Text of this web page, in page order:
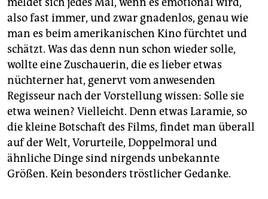
also fast immer, und zwar gnadenlos, genau wie
man es beim amerikanischen Kino fürchtet und
schätzt. Was das denn nun schon wieder solle,
wollte eine Zuschauerin, die es lieber etwas
nüchterner hat, genervt vom anwesenden
Regisseur nach der Vorstellung wissen: Solle sie
etwa weinen? Vielleicht. Denn etwas Laramie, so
die kleine Botschaft des Films, findet man überall
auf der Welt, Vorurteile, Doppelmoral und
ähnliche Dinge sind nirgends unbekannte
Größen. Kein besonders tröstlicher Gedanke.